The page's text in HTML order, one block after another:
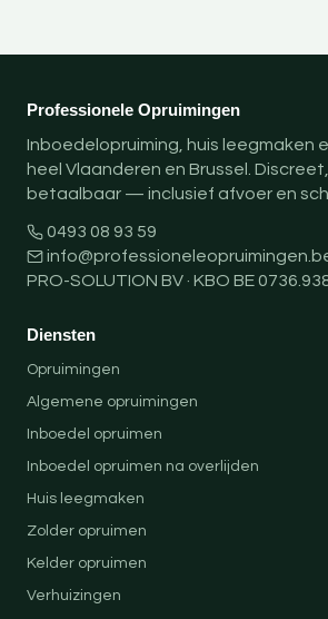
Professionele Opruimingen
Inboedelopruiming, huis leegmaken
heel Vlaanderen en Brussel.
betaalbaar — inclusief afvoer en
0493 08 93 59
PRO-SOLUTION BV · KBO BE
Diensten
Opruimingen
Algemene opruimingen
Inboedel opruimen
Inboedel opruimen na overlijden
Huis leegmaken
Zolder opruimen
Kelder opruimen
Verhuizingen